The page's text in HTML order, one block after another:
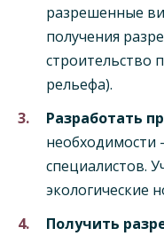
разрешенные
получения
строительство
рельефа).
Разработать
необходимости
специалистов.
экологические
Получить